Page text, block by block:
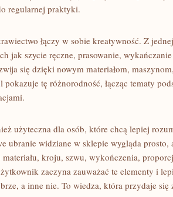
regularnej praktyki.
łączy w sobie kreatywność. Z
jak szycie ręczne, prasowanie,
się dzięki nowym materiałom,
pokazuje tę różnorodność, łącząc tematy
użyteczna dla osób, które chcą lepiej
ubranie widziane w sklepie wygląda
kroju, szwu, wykończenia,
zaczyna zauważać te elementy i
a inne nie. To wiedza, która przydaje